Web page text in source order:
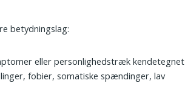
betydningslag:
eller personlighedstræk kendetegnet
fobier, somatiske spændinger, lav